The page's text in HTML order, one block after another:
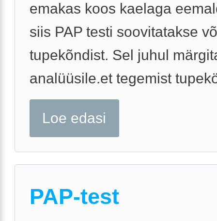
emakas koos kaelaga
siis PAP testi soovitatakse
tupekõndist. Sel juhul
analüüsile.et tegemist
Loe edasi
PAP-test